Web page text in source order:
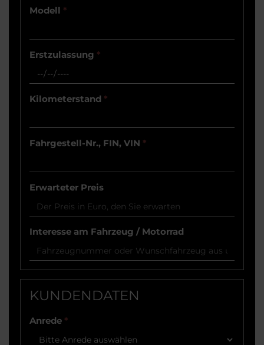
Modell *
Erstzulassung *
Kilometerstand *
Fahrgestell-Nr., FIN, VIN *
Erwarteter Preis
Interesse am Fahrzeug / Motorrad
KUNDENDATEN
Anrede *